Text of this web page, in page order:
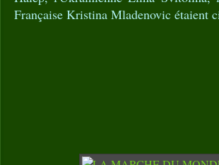
Française Kristina Mladenovic étaient